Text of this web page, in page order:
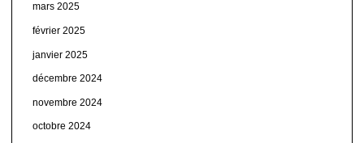
mars 2025
février 2025
janvier 2025
décembre 2024
novembre 2024
octobre 2024